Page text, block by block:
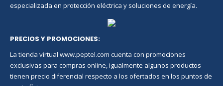
especializada en protección eléctrica y soluciones de energía.
PRECIOS Y PROMOCIONES:
La tienda virtual www.peptel.com cuenta con promociones
exclusivas para compras online, igualmente algunos productos
tienen precio diferencial respecto a los ofertados en los puntos de